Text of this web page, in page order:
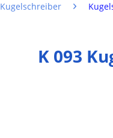
Kugelschreiber
K 093